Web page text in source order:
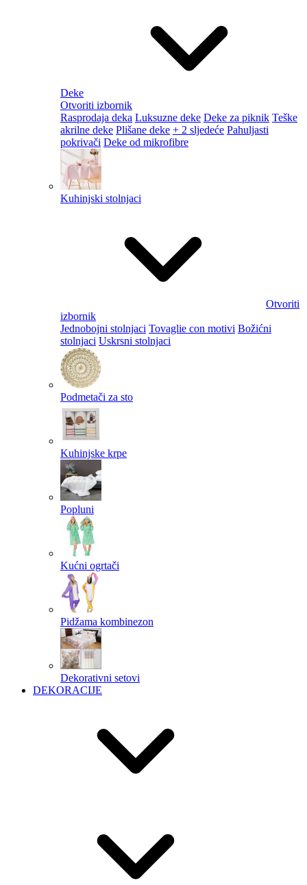
Deke
Otvoriti izbornik
Rasprodaja deka Luksuzne deke Deke za piknik Teške
akrilne deke Plišane deke + 2 sljedeće Pahuljasti
pokrivači Deke od mikrofibre
Kuhinjski stolnjaci
Otvoriti
izbornik
Jednobojni stolnjaci Tovaglie con motivi Božićni
stolnjaci Uskrsni stolnjaci
Podmetači za sto
Kuhinjske krpe
Popluni
Kućni ogrtači
Pidžama kombinezon
Dekorativni setovi
DEKORACIJE